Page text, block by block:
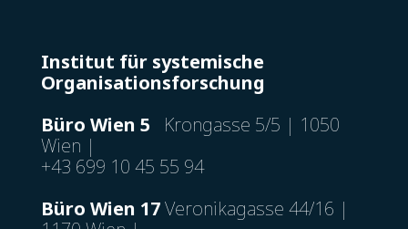
Institut für systemische
Organisationsforschung
Büro Wien 5 Krongasse 5/5 | 1050
Wien |
+43 699 10 45 55 94
Büro Wien 17Veronikagasse 44/16 |